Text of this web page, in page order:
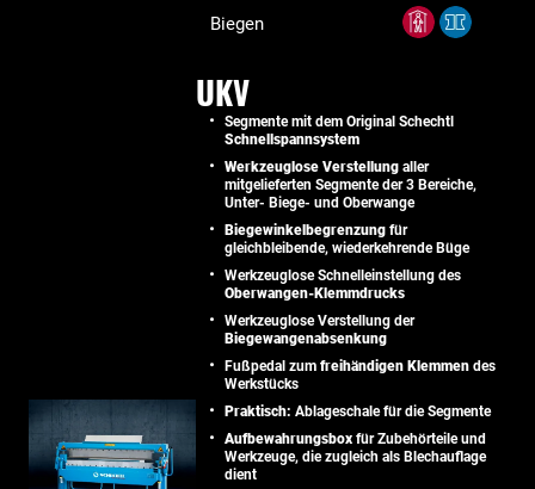
Biegen
UKV
Segmente mit dem Original Schechtl
Schnellspannsystem
Werkzeuglose Verstellung aller
mitgelieferten Segmente der 3 Bereiche,
Unter- Biege- und Oberwange
Biegewinkelbegrenzung für
gleichbleibende, wiederkehrende Büge
Werkzeuglose Schnelleinstellung des
Oberwangen-Klemmdrucks
Werkzeuglose Verstellung der
Biegewangenabsenkung
Fußpedal zum freihändigen Klemmen des
Werkstücks
Praktisch: Ablageschale für die Segmente
Aufbewahrungsbox für Zubehörteile und
Werkzeuge, die zugleich als Blechauflage
dient